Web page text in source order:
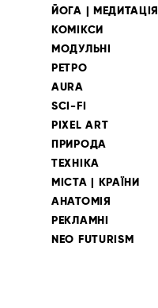
ЙОГА | МЕДИТАЦІЯ
КОМІКСИ
МОДУЛЬНІ
РЕТРО
AURA
SCI-FI
PIXEL ART
ПРИРОДА
ТЕХНІКА
МІСТА | КРАЇНИ
АНАТОМІЯ
РЕКЛАМНІ
NEO FUTURISM